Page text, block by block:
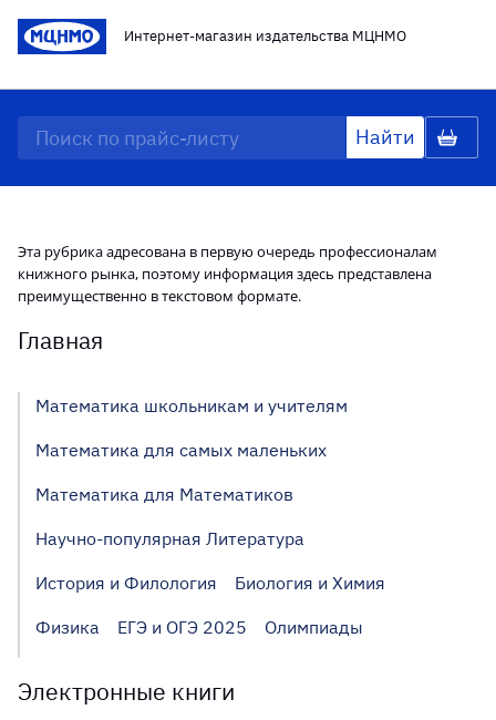
Интернет-магазин издательства МЦНМО
Эта рубрика адресована в первую очередь профессионалам
книжного рынка, поэтому информация здесь представлена
преимущественно в текстовом формате.
Главная
Математика школьникам и учителям
Математика для самых маленьких
Математика для Математиков
Научно-популярная Литература
История и Филология
Биология и Химия
Физика
ЕГЭ и ОГЭ 2025 Олимпиады
Электронные книги